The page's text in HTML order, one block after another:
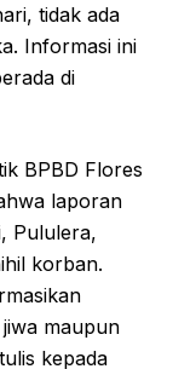
tidak ada
Informasi ini
di
BPBD Flores
laporan
Pululera,
korban.
maupun
kepada